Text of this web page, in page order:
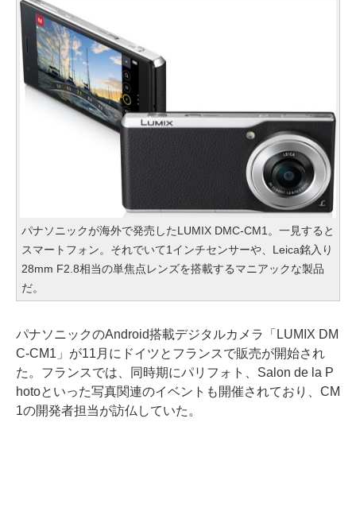
パナソニックが海外で発売したLUMIX DMC-CM1。一見すると
スマートフォン。それでいて1インチセンサーや、Leica銘入り
28mm F2.8相当の単焦点レンズを搭載するマニアックな製品
だ。
パナソニックのAndroid搭載デジタルカメラ「LUMIX DM
C-CM1」が11月にドイツとフランスで販売が開始され
た。フランスでは、同時期にパリフォト、Salon de la P
hotoといった写真関連のイベントも開催されており、CM
1の開発者担当が訪仏していた。